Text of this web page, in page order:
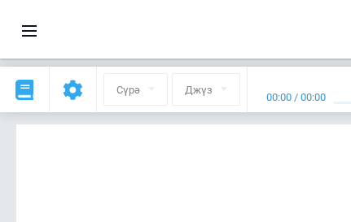
Сүрә Джүз 00:00 /00:00